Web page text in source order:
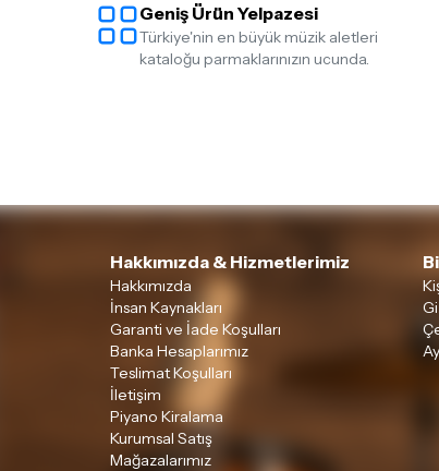
Geniş Ürün Yelpazesi
Türkiye'nin en büyük müzik aletleri
kataloğu parmaklarınızın ucunda.
Hakkımızda & Hizmetlerimiz
Hakkımızda
İnsan Kaynakları
Garanti ve İade Koşulları
Banka Hesaplarımız
Teslimat Koşulları
İletişim
Piyano Kiralama
Kurumsal Satış
Mağazalarımız